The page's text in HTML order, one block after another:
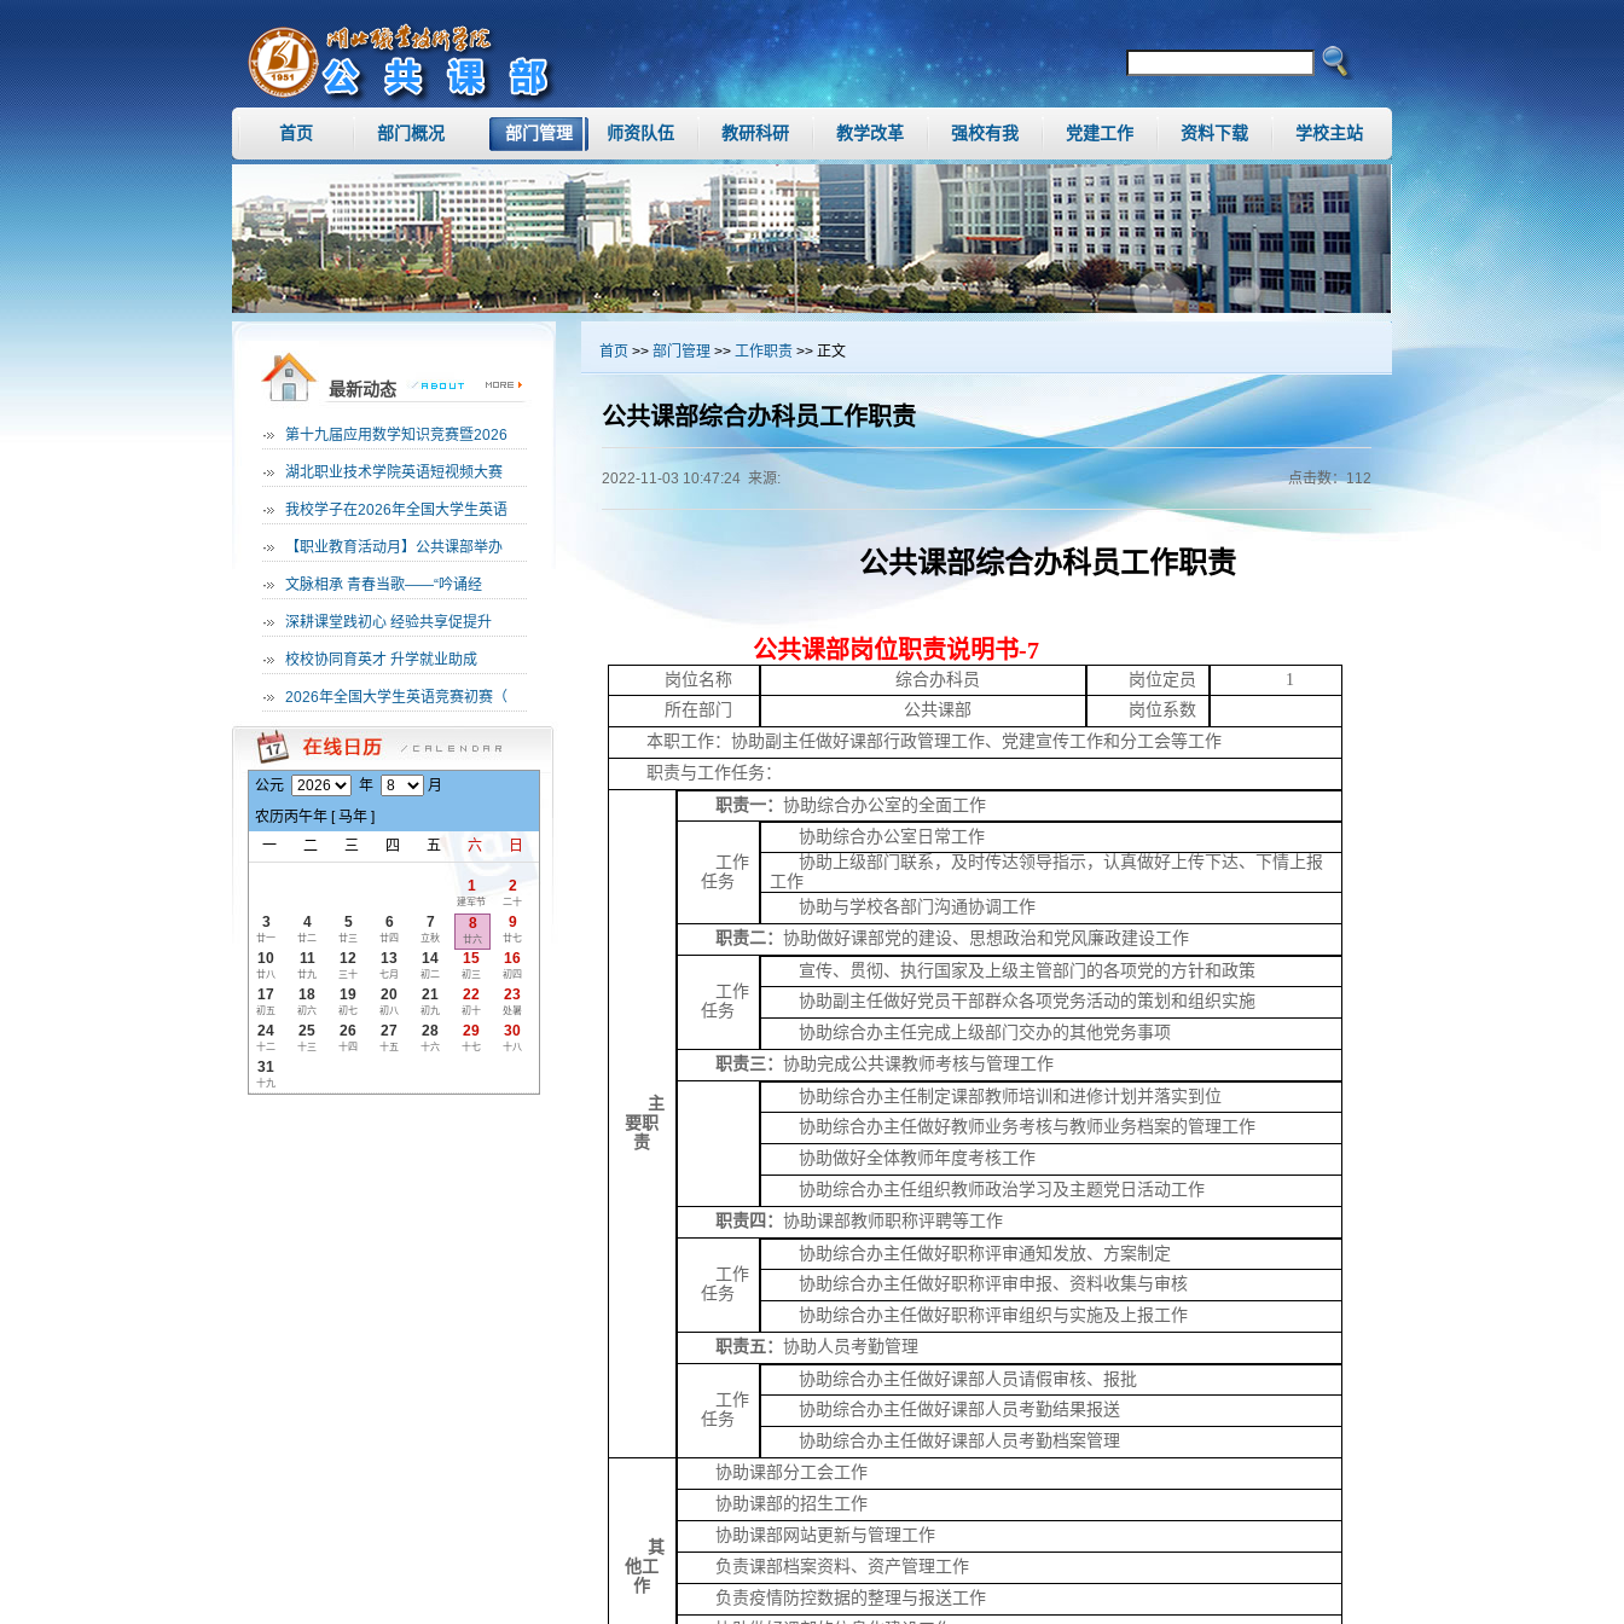
首页 部门概况 部门管理 师资队伍 教研科研 教学改革 强校有我 党建工作 资料下载 学校主站
最新动态
· 第十九届应用数学知识竞赛暨2026
· 湖北职业技术学院英语短视频大赛
· 我校学子在2026年全国大学生英语
· 【职业教育活动月】公共课部举办
· 文脉相承 青春当歌——“吟诵经
· 深耕课堂践初心 经验共享促提升
· 校校协同育英才 升学就业助成
· 2026年全国大学生英语竞赛初赛（
公元 年
月
农历丙午年 [马年 ]
一
二 三 四 五 六 日
1
建军节
2
二十
3
廿一
4
廿二
5
廿三
6
廿四
7
立秋
8
廿六
9
廿七
10
廿八
11
廿九
12
三十
13
七月
14
初二
15
初三
16
初四
17
初五
18
初六
19
初七
20
初八
21
初九
22
初十
23
处暑
24
十二
25
十三
26
十四
27
十五
28
十六
29
十七
30
十八
31
十九
首页 >> 部门管理 >> 工作职责 >> 正文
公共课部综合办科员工作职责
点击数：112
2022-11-03 10:47:24 来源:
公共课部综合办科员工作职责
公共课部岗位职责说明书-7
岗位名称 综合办科员 岗位定员
1
所在部门
公共课部
岗位系数
本职工作：协助副主任做好课部行政管理工作、党建宣传工作和分工会等工作
职责与工作任务：
主
要职
责
职责一： 协助综合办公室的全面工作
工作
任务
协助综合办公室日常工作
协助上级部门联系，及时传达领导指示，认真做好上传下达、下情上报
工作
协助与学校各部门沟通协调工作
职责二： 协助做好课部党的建设、思想政治和党风廉政建设工作
工作
任务
宣传、贯彻、执行国家及上级主管部门的各项党的方针和政策
协助副主任做好党员干部群众各项党务活动的策划和组织实施
协助综合办主任完成上级部门交办的其他党务事项
职责三： 协助完成公共课教师考核与管理工作
协助综合办主任制定课部教师培训和进修计划并落实到位
协助综合办主任做好教师业务考核与教师业务档案的管理工作
协助做好全体教师年度考核工作
协助综合办主任组织教师政治学习及主题党日活动工作
职责四： 协助课部教师职称评聘等工作
工作
任务
协助综合办主任做好职称评审通知发放、方案制定
协助综合办主任做好职称评审申报、资料收集与审核
协助综合办主任做好职称评审组织与实施及上报工作
职责五： 协助人员考勤管理
工作
任务
协助综合办主任做好课部人员请假审核、报批
协助综合办主任做好课部人员考勤结果报送
协助综合办主任做好课部人员考勤档案管理
其
他工
作
协助课部分工会工作
协助课部的招生工作
协助课部网站更新与管理工作
负责课部档案资料、资产管理工作
负责疫情防控数据的整理与报送工作